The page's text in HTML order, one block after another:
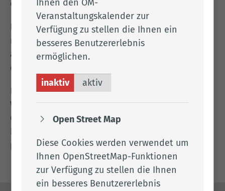
die Plätze sind begrenzt.
Interessierte Unternehmen können sich über
nachfolgenden Linkhttps://lkclp.de/1034
anmelden. Eine frühzeitige Anmeldung wird
empfohlen.
Für Rückfragen steht Paul Bauer von der
Wirtschaftsförderung des Landkreises
Cloppenburg sowie dem Verein Wachstumsregion
Hansalinie (Telefon: 04471/15-408, E-Mail:
p.bauer@lkclp.de) zur Verfügung.
Ihnen den OM-
Veranstaltungskalender zur
Verfügung zu stellen die Ihnen ein
besseres Benutzererlebnis
ermöglichen.
inaktiv aktiv
Open Street Map
Diese Cookies werden verwendet um
Ihnen OpenStreetMap-Funktionen
zur Verfügung zu stellen die Ihnen
ein besseres Benutzererlebnis